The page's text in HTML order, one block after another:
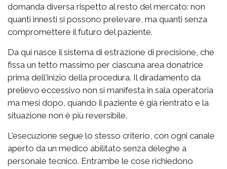
domanda diversa rispetto al resto del mercato: non
quanti innesti si possono prelevare, ma quanti senza
compromettere il futuro del paziente.
Da qui nasce il sistema di estrazione di precisione, che
fissa un tetto massimo per ciascuna area donatrice
prima dell'inizio della procedura. Il diradamento da
prelievo eccessivo non si manifesta in sala operatoria
ma mesi dopo, quando il paziente è già rientrato e la
situazione non è più reversibile.
L'esecuzione segue lo stesso criterio, con ogni canale
aperto da un medico abilitato senza deleghe a
personale tecnico. Entrambe le cose richiedono